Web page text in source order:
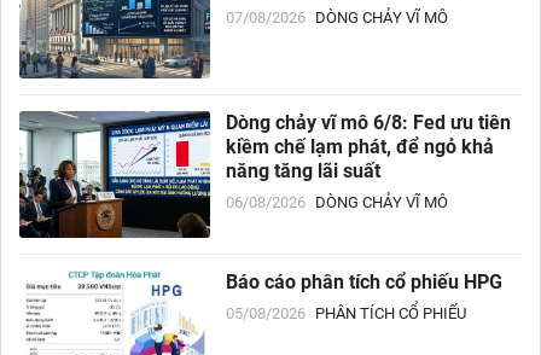
07/08/2026 DÒNG CHẢY VĨ MÔ
Dòng chảy vĩ mô 6/8: Fed ưu tiên
kiềm chế lạm phát, để ngỏ khả
năng tăng lãi suất
06/08/2026 DÒNG CHẢY VĨ MÔ
Báo cáo phân tích cổ phiếu HPG
05/08/2026 PHÂN TÍCH CỔ PHIẾU